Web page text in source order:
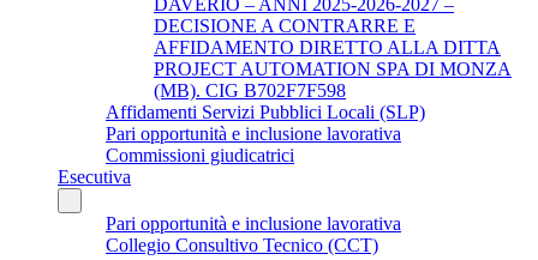
DECISIONE A CONTRARRE E
AFFIDAMENTO DIRETTO ALLA DITTA
PROJECT AUTOMATION SPA DI MONZA
(MB). CIG B702F7F598
Affidamenti Servizi Pubblici Locali (SLP)
Pari opportunità e inclusione lavorativa
Commissioni giudicatrici
Esecutiva
Pari opportunità e inclusione lavorativa
Collegio Consultivo Tecnico (CCT)